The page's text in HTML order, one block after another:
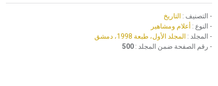
- التصنيف : التاريخ
- النوع : أعلام ومشاهير
- المجلد : المجلد الأول، طبعة 1998، دمشق
- رقم الصفحة ضمن المجلد : 500